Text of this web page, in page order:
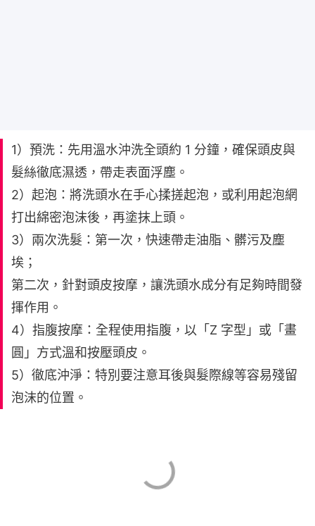
1）預洗：先用溫水沖洗全頭約 1 分鐘，確保頭皮與
髮絲徹底濕透，帶走表面浮塵。
2）起泡：將洗頭水在手心揉搓起泡，或利用起泡網
打出綿密泡沫後，再塗抹上頭。
3）兩次洗髮：第一次，快速帶走油脂、髒污及塵
埃；
第二次，針對頭皮按摩，讓洗頭水成分有足夠時間發
揮作用。
4）指腹按摩：全程使用指腹，以「Z 字型」或「畫
圓」方式溫和按壓頭皮。
5）徹底沖淨：特別要注意耳後與髮際線等容易殘留
泡沫的位置。